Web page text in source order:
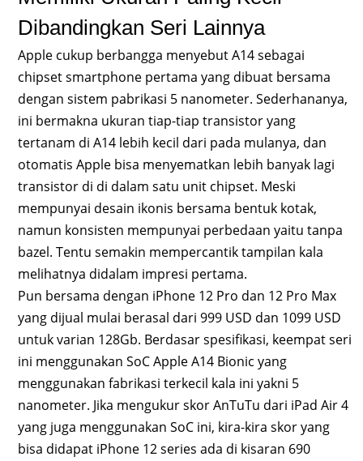
Dibandingkan Seri Lainnya
Apple cukup berbangga menyebut A14 sebagai
chipset smartphone pertama yang dibuat bersama
dengan sistem pabrikasi 5 nanometer. Sederhananya,
ini bermakna ukuran tiap-tiap transistor yang
tertanam di A14 lebih kecil dari pada mulanya, dan
otomatis Apple bisa menyematkan lebih banyak lagi
transistor di di dalam satu unit chipset. Meski
mempunyai desain ikonis bersama bentuk kotak,
namun konsisten mempunyai perbedaan yaitu tanpa
bazel. Tentu semakin mempercantik tampilan kala
melihatnya didalam impresi pertama.
Pun bersama dengan iPhone 12 Pro dan 12 Pro Max
yang dijual mulai berasal dari 999 USD dan 1099 USD
untuk varian 128Gb. Berdasar spesifikasi, keempat seri
ini menggunakan SoC Apple A14 Bionic yang
menggunakan fabrikasi terkecil kala ini yakni 5
nanometer. Jika mengukur skor AnTuTu dari iPad Air 4
yang juga menggunakan SoC ini, kira-kira skor yang
bisa didapat iPhone 12 series ada di kisaran 690